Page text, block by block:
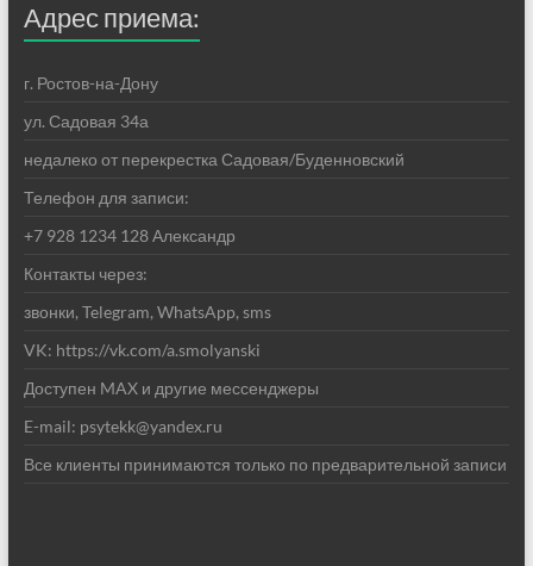
Адрес приема:
г. Ростов-на-Дону
ул. Садовая 34а
недалеко от перекрестка Садовая/Буденновский
Телефон для записи:
+7 928 1234 128 Александр
Контакты через:
звонки, Telegram, WhatsApp, sms
VK: https://vk.com/a.smolyanski
Доступен MAX и другие мессенджеры
E-mail: psytekk@yandex.ru
Все клиенты принимаются только по предварительной записи